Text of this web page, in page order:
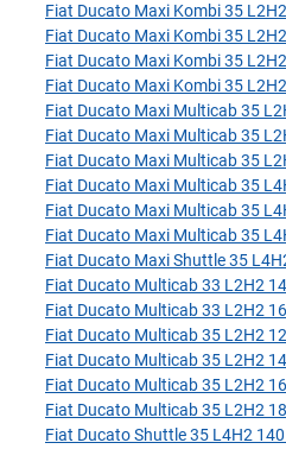
Fiat Ducato Maxi Kombi 35
Fiat Ducato Maxi Kombi 35
Fiat Ducato Maxi Kombi 35
Fiat Ducato Maxi Kombi 35
Fiat Ducato Maxi Multicab 35
Fiat Ducato Maxi Multicab 35
Fiat Ducato Maxi Multicab 35
Fiat Ducato Maxi Multicab 35
Fiat Ducato Maxi Multicab 35
Fiat Ducato Maxi Multicab 35
Fiat Ducato Maxi Shuttle 35
Fiat Ducato Multicab 33 L2H2
Fiat Ducato Multicab 33 L2H2
Fiat Ducato Multicab 35 L2H2
Fiat Ducato Multicab 35 L2H2
Fiat Ducato Multicab 35 L2H2
Fiat Ducato Multicab 35 L2H2
Fiat Ducato Shuttle 35 L4H2